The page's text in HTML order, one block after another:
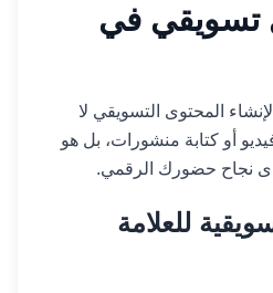
تسويقي في
المحتوى التسويقي لا
أو كتابة منشورات، بل هو
نجاح حضورك الرقمي.
للعلامة